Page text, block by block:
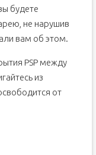
будете
не нарушив
вам об этом.
PSP между
из
от